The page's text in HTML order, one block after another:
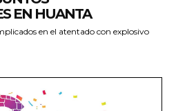
EN HUANTA
en el atentado con explosivo